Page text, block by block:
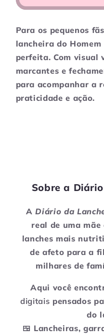
de
Ferro
com
Tampa
Vermelha
Homem
de
Ferro
com
Tampa
Para os pequenos
lancheirado Homem
perfeita. Com visual
marcantese
para acompanhara
praticidadee ação.
Sobre a
ADiário da
real de uma
lanches mais
de afeto para a
milhares de
Aqui você
digitais pensados
do
🍱 Lancheiras,